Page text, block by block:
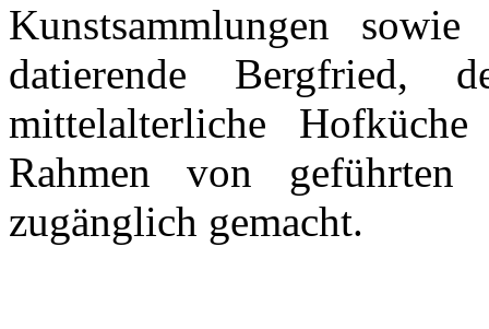
Kunstsammlungen
datierende
mittelalterliche
Rahmen von
zugänglich gemacht.